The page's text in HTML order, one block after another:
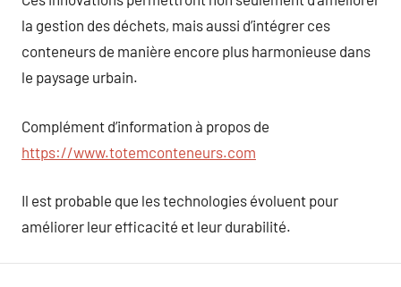
la gestion des déchets, mais aussi d’intégrer ces
conteneurs de manière encore plus harmonieuse dans
le paysage urbain.
Complément d’information à propos de
https://www.totemconteneurs.com
Il est probable que les technologies évoluent pour
améliorer leur efficacité et leur durabilité.